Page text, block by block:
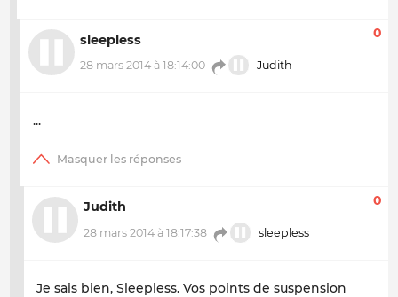
sleepless
28 mars 2014 à 18:14:00 Judith
0
...
Judith
28 mars 2014 à 18:17:38 sleepless
0
Je sais bien, Sleepless. Vos points de suspension